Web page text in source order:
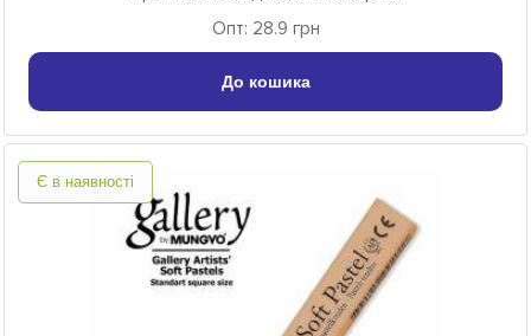
Опт: 28.9 грн
До кошика
Є в наявності